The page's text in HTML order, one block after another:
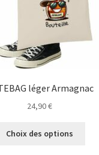
léger Armagnac
24,90€
Choix des options